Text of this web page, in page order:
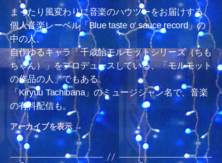
まったり風変わりに音楽のハウツーをお届けする、
個人音楽レーベル「Blue taste o' sauce record」の
中の人。
自作ゆるキャラ「千歳飴モルモットシリーズ（ちも
ちゃん）」をプロデュースしている、「モルモット
の作品の人」でもある。
「Kiryuu Tachibana」のミュージシャン名で、音楽
の有料配信も。
アーカイブを表示→